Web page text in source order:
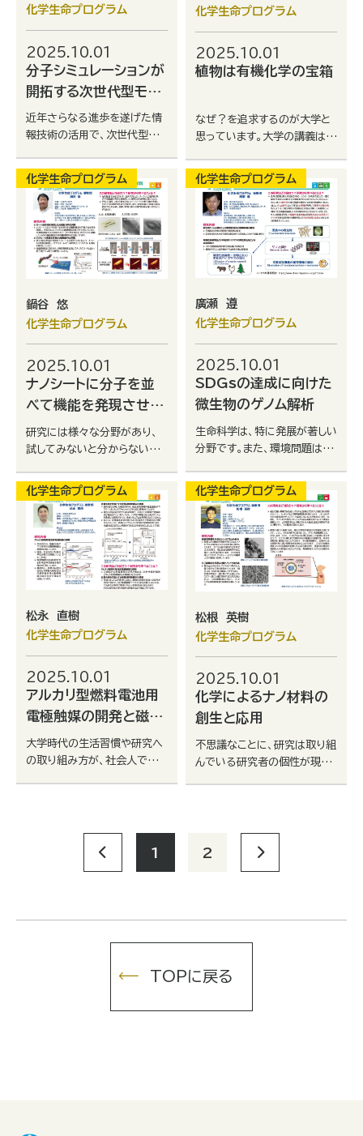
化学生命プログラム
2025.10.01
分子シミュレーションが
開拓する次世代型モノ
づくり
近年さらなる進歩を遂げた情
報技術の活用で、次世代型モノ
創造していきます。 最先端の
分子シミュレーションにより、
モノづくりのデジタル変革
(DX)技術を開拓することに
挑戦してみませんか？
化学生命プログラム
2025.10.01
植物は有機化学の宝箱
なぜ？を追求するのが大学と
思っています。大学の講義は暗
究もなぜ？を考えるのが重要
です。ぜひ一緒になぜ？を追
求しましょう。
化学生命プログラム
鍋谷 悠
化学生命プログラム
2025.10.01
ナノシートに分子を並
べて機能を発現させる
新材料
研究には様々な分野があり、
試してみないと分からないこ
んで、皆さんがおもしろい！楽
しい！と感じるものを見つけ
てください。
化学生命プログラム
廣瀬 遵
化学生命プログラム
2025.10.01
SDGsの達成に向けた
微生物のゲノム解析
生命科学は、特に発展が著しい
分野です。また、環境問題は人
優れた機能を利用して持続可
能な開発目標(SDGs)の達成
に取り組みましょう。
化学生命プログラム
松永 直樹
化学生命プログラム
2025.10.01
アルカリ型燃料電池用
電極触媒の開発と磁性
材料の低温合成
大学時代の生活習慣や研究へ
の取り組み方が、社会人での
化学生命プログラム
松根 英樹
化学生命プログラム
2025.10.01
化学によるナノ材料の
創生と応用
不思議なことに、研究は取り組
んでいる研究者の個性が現れ
に従事して、皆さん自身を表現
1 2
TOPに戻る